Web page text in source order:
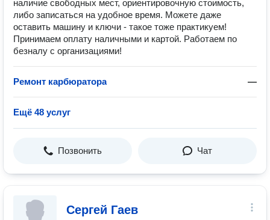
наличие свободных мест, ориентировочную стоимость,
либо записаться на удобное время. Можете даже
оставить машину и ключи - такое тоже практикуем!
Принимаем оплату наличными и картой. Работаем по
безналу с организациями!
Ремонт карбюратора —
Ещё 48 услуг
Позвонить Чат
Сергей Гаев